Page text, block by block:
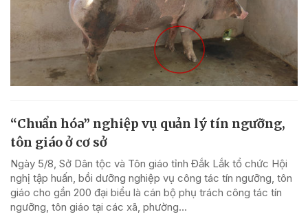
“Chuẩn hóa” nghiệp vụ quản lý tín ngưỡng,
tôn giáo ở cơ sở
Ngày 5/8, Sở Dân tộc và Tôn giáo tỉnh Đắk Lắk tổ chức Hội
nghị tập huấn, bồi dưỡng nghiệp vụ công tác tín ngưỡng, tôn
giáo cho gần 200 đại biểu là cán bộ phụ trách công tác tín
ngưỡng, tôn giáo tại các xã, phường...